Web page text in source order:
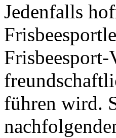
Jedenfalls
Frisbeesport-
führen wird.